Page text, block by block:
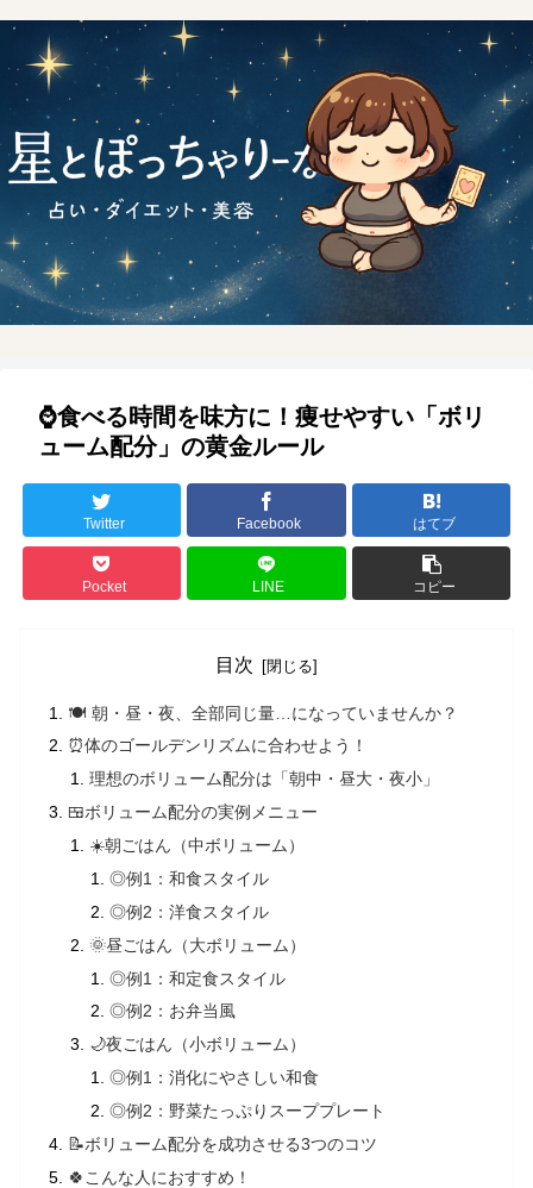
⌚️食べる時間を味方に！痩せやすい「ボリ
ューム配分」の黄金ルール
Twitter Facebook はてブ
Pocket LINE コピー
目次
🍽️ 朝・昼・夜、全部同じ量…になっていませんか？
⏰体のゴールデンリズムに合わせよう！
理想のボリューム配分は「朝中・昼大・夜小」
🍱ボリューム配分の実例メニュー
☀️朝ごはん（中ボリューム）
◎例1：和食スタイル
◎例2：洋食スタイル
🌞昼ごはん（大ボリューム）
◎例1：和定食スタイル
◎例2：お弁当風
🌙夜ごはん（小ボリューム）
◎例1：消化にやさしい和食
◎例2：野菜たっぷりスーププレート
📝ボリューム配分を成功させる3つのコツ
🍀こんな人におすすめ！